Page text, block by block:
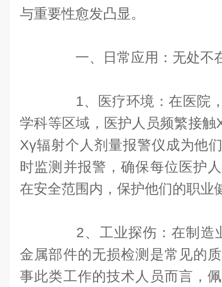
与重要性愈发凸显。
一、日常应用：无处不
1、医疗环境：在医院，
学科等区域，医护人员频繁接
Xγ辐射个人剂量报警仪成为他
时监测并报警，确保每位医护
在安全范围内，保护他们的职业
2、工业探伤：在制造
金属部件的无损检测是常见的
事此类工作的技术人员而言，